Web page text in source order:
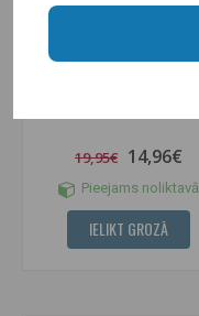
19,95€ 14,96€
Pieejams noliktavā
IELIKT GROZĀ